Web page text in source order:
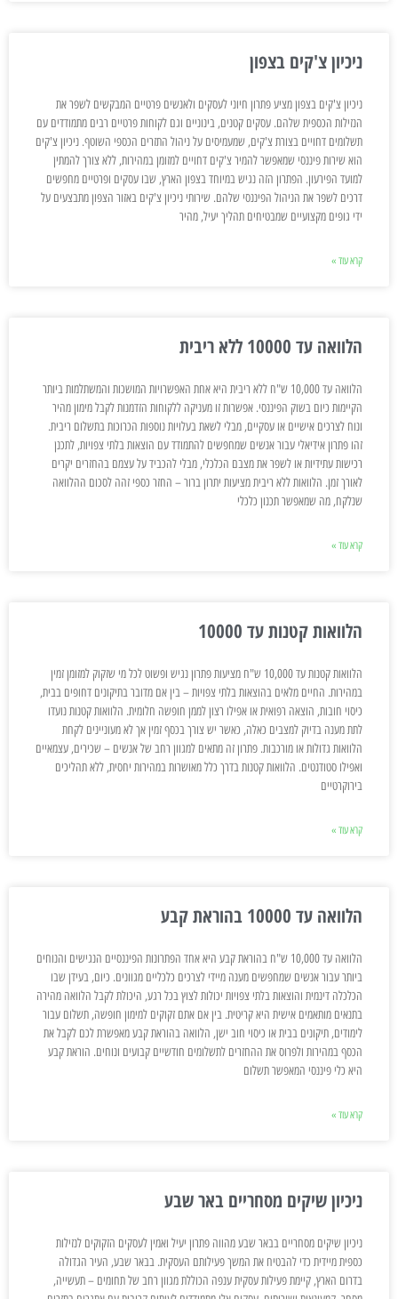
ניכיון צ'קים בצפון
ניכיון צ'קים בצפון מציע פתרון חיוני לעסקים ולאנשים פרטיים המבקשים לשפר את
הנזילות הכספית שלהם. עסקים קטנים, בינוניים וגם לקוחות פרטיים רבים מתמודדים עם
תשלומים דחויים בצורת צ'קים, שמעמיסים על ניהול התזרים הכספי השוטף. ניכיון צ'קים
הוא שירות פיננסי שמאפשר להמיר צ'קים דחויים למזומן במהירות, ללא צורך להמתין
למועד הפירעון. הפתרון הזה נגיש במיוחד בצפון הארץ, שבו עסקים ופרטיים מחפשים
דרכים לשפר את הניהול הפיננסי שלהם. שירותי ניכיון צ'קים באזור הצפון מתבצעים על
ידי גופים מקצועיים שמבטיחים תהליך יעיל, מהיר
קרא עוד »
הלוואה עד 10000 ללא ריבית
הלוואה עד 10,000 ש"ח ללא ריבית היא אחת האפשרויות המושכות והמשתלמות ביותר
הקיימות כיום בשוק הפיננסי. אפשרות זו מעניקה ללקוחות הזדמנות לקבל מימון מהיר
ונוח לצרכים אישיים או עסקיים, מבלי לשאת בעלויות נוספות הכרוכות בתשלום ריבית.
זהו פתרון אידיאלי עבור אנשים שמחפשים להתמודד עם הוצאות בלתי צפויות, לתכנן
רכישות עתידיות או לשפר את מצבם הכלכלי, מבלי להכביד על עצמם בהחזרים יקרים
לאורך זמן. הלוואות ללא ריבית מציעות יתרון ברור – החזר כספי זהה לסכום ההלוואה
שנלקח, מה שמאפשר תכנון כלכלי
קרא עוד »
הלוואות קטנות עד 10000
הלוואות קטנות עד 10,000 ש"ח מציעות פתרון נגיש ופשוט לכל מי שזקוק למזומן זמין
במהירות. החיים מלאים בהוצאות בלתי צפויות – בין אם מדובר בתיקונים דחופים בבית,
כיסוי חובות, הוצאה רפואית או אפילו רצון לממן חופשה חלומית. הלוואות קטנות נועדו
לתת מענה בדיוק למצבים כאלה, כאשר יש צורך בכסף זמין אך לא מעוניינים לקחת
הלוואות גדולות או מורכבות. פתרון זה מתאים למגוון רחב של אנשים – שכירים, עצמאיים
ואפילו סטודנטים. הלוואות קטנות בדרך כלל מאושרות במהירות יחסית, ללא תהליכים
בירוקרטיים
קרא עוד »
הלוואה עד 10000 בהוראת קבע
הלוואה עד 10,000 ש"ח בהוראת קבע היא אחד הפתרונות הפיננסיים הנגישים והנוחים
ביותר עבור אנשים שמחפשים מענה מיידי לצרכים כלכליים מגוונים. כיום, בעידן שבו
הכלכלה דינמית והוצאות בלתי צפויות יכולות לצוץ בכל רגע, היכולת לקבל הלוואה מהירה
בתנאים מותאמים אישית היא קריטית. בין אם אתם זקוקים למימון חופשה, תשלום עבור
לימודים, תיקונים בבית או כיסוי חוב ישן, הלוואה בהוראת קבע מאפשרת לכם לקבל את
הכסף במהירות ולפרוס את ההחזרים לתשלומים חודשיים קבועים ונוחים. הוראת קבע
היא כלי פיננסי המאפשר תשלום
קרא עוד »
ניכיון שיקים מסחריים באר שבע
ניכיון שיקים מסחריים בבאר שבע מהווה פתרון יעיל ואמין לעסקים הזקוקים לנזילות
כספית מיידית כדי להבטיח את המשך פעילותם העסקית. בבאר שבע, העיר הגדולה
בדרום הארץ, קיימת פעילות עסקית ענפה הכוללת מגוון רחב של תחומים – תעשייה,